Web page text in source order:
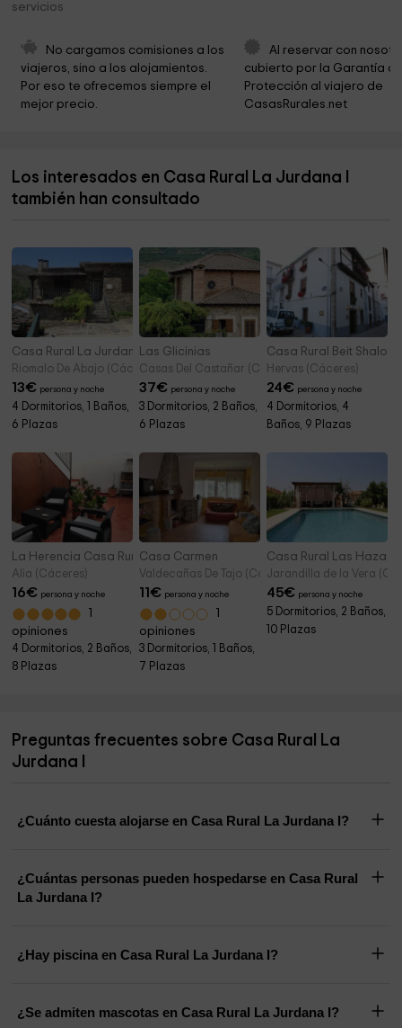
Batuecas Ruta Rupestre
Carmelitas Descalzos De Castilla Curia Provincial
Ayuntamiento de Mogarraz
Ayuntamiento 10,0 km
Bodega La Muralla 11,3 km
servicios
No cargamos comisiones a los
viajeros, sino a los alojamientos.
Por eso te ofrecemos siempre el
mejor precio.
Al reservar con
cubierto por la Garantía
Protección al viajero de
CasasRurales.net
Los interesados en Casa Rural La Jurdana I
también han consultado
Casa Rural La Jurdana II
Riomalo De Abajo (Cáceres)
13€ persona y noche
4 Dormitorios, 1 Baños,
6 Plazas
Las Glicinias
Casas Del Castañar (Cáceres)
37€ persona y noche
3 Dormitorios, 2 Baños,
6 Plazas
Casa Rural Beit Shalom
Hervas (Cáceres)
24€ persona y noche
4 Dormitorios, 4
Baños, 9 Plazas
La Herencia Casa Rural
Alia (Cáceres)
16€ persona y noche
opiniones
4 Dormitorios, 2 Baños,
8 Plazas
Casa Carmen
Valdecañas De Tajo (Cáceres)
11€ persona y noche
opiniones
3 Dormitorios, 1 Baños,
7 Plazas
Casa Rural Las Hazas
Jarandilla de la Vera
45€ persona y noche
5 Dormitorios, 2 Baños,
10 Plazas
Preguntas frecuentes sobre Casa Rural La
Jurdana I
¿Cuánto cuesta alojarse en Casa Rural La Jurdana I?
¿Cuántas personas pueden hospedarse en Casa Rural
La Jurdana I?
¿Hay piscina en Casa Rural La Jurdana I?
¿Se admiten mascotas en Casa Rural La Jurdana I?